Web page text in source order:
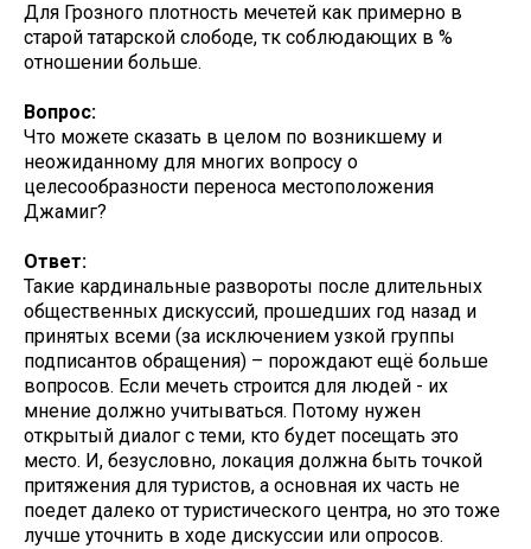
Для Грозного плотность мечетей как примерно в
старой татарской слободе, тк соблюдающих в %
отношении больше.
Вопрос:
Что можете сказать в целом по возникшему и
неожиданному для многих вопросу о
целесообразности переноса местоположения
Джамиг?
Ответ:
Такие кардинальные развороты после длительных
общественных дискуссий, прошедших год назад и
принятых всеми (за исключением узкой группы
подписантов обращения) – порождают ещё больше
вопросов. Если мечеть строится для людей - их
мнение должно учитываться. Потому нужен
открытый диалог с теми, кто будет посещать это
место. И, безусловно, локация должна быть точкой
притяжения для туристов, а основная их часть не
поедет далеко от туристического центра, но это тоже
лучше уточнить в ходе дискуссии или опросов.